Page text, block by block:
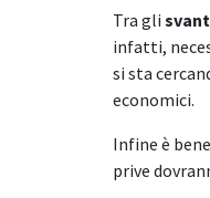
Tra gli
infatti,
si sta
economici.
Infine è
prive